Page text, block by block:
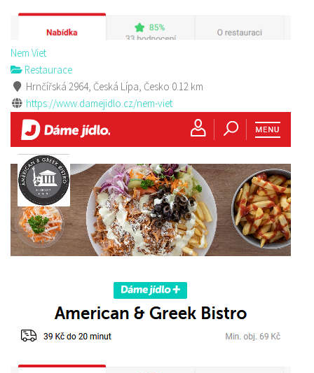
Nem Viet
Restaurace
Hrnčířská 2964, Česká Lípa, Česko 0.12 km
https://www.damejidlo.cz/nem-viet